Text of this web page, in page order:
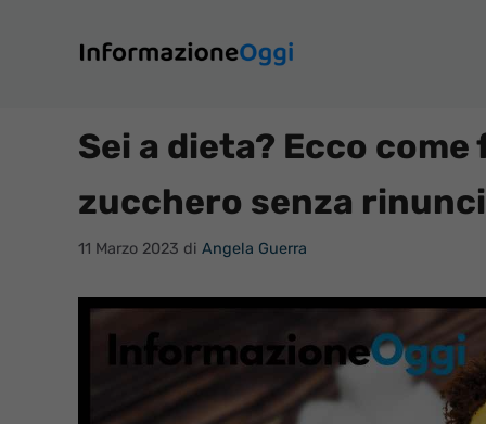
contenuto
Sei a dieta? Ecco
zucchero senza
11 Marzo 2023 di Angela Guerra